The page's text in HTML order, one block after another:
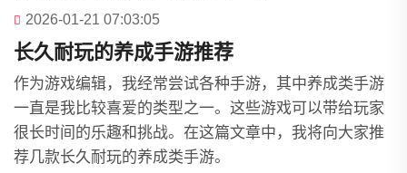
2026-01-21 07:03:05
长久耐玩的养成手游推荐
作为游戏编辑，我经常尝试各种手游，其中养成类手游
一直是我比较喜爱的类型之一。这些游戏可以带给玩家
很长时间的乐趣和挑战。在这篇文章中，我将向大家推
荐几款长久耐玩的养成类手游。